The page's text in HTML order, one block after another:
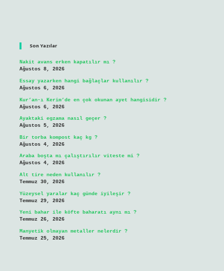
Son Yazılar
Nakit avans erken kapatılır mı ?
Ağustos 8, 2026
Essay yazarken hangi bağlaçlar kullanılır ?
Ağustos 6, 2026
Kur’an-ı Kerim’de en çok okunan ayet hangisidir ?
Ağustos 6, 2026
Ayaktaki egzama nasıl geçer ?
Ağustos 5, 2026
Bir torba kompost kaç kg ?
Ağustos 4, 2026
Araba boşta mı çalıştırılır viteste mi ?
Ağustos 4, 2026
Alt tire neden kullanılır ?
Temmuz 30, 2026
Yüzeysel yaralar kaç günde iyileşir ?
Temmuz 29, 2026
Yeni bahar ile köfte baharatı aynı mı ?
Temmuz 26, 2026
Manyetik olmayan metaller nelerdir ?
Temmuz 25, 2026